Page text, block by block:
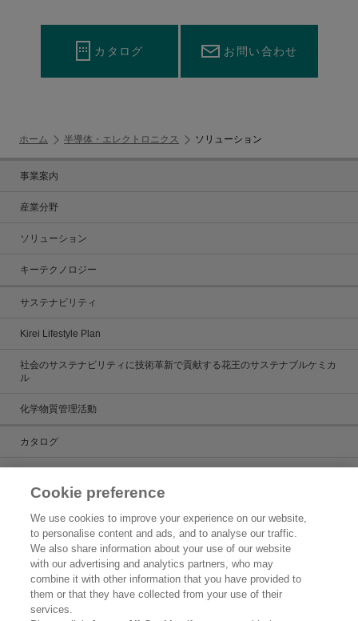
カタログ お問い合わせ
ホーム 半導体・エレクトロニクス ソリューション
事業案内
産業分野
ソリューション
キーテクノロジー
サステナビリティ
Kirei Lifestyle Plan
社会のサステナビリティに技術革新で貢献する花王のサステナブルケミカ
ル
化学物質管理活動
カタログ
製品検索
お問い合わせ
新着情報
Cookie preference
We use cookies to improve your experience on our website,
to personalise content and ads, and to analyse our traffic.
We also share information about your use of our website
with our advertising and analytics partners, who may
combine it with other information that you have provided to
them or that they have collected from your use of their
services.